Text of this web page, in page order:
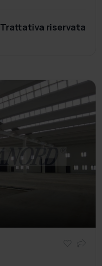
Trattativa riservata